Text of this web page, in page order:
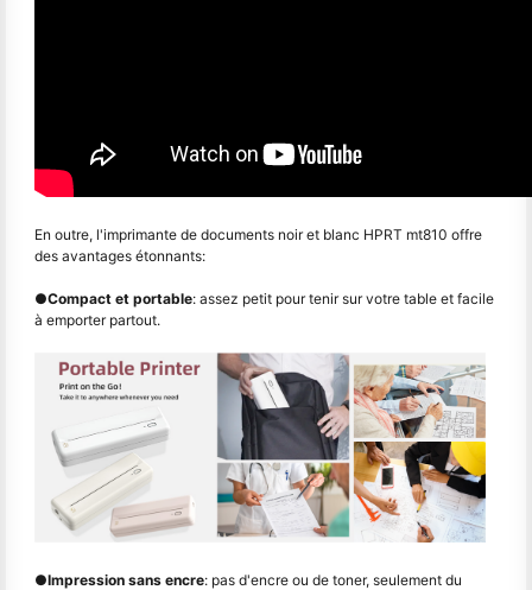
En outre, l'imprimante de documents noir et blanc HPRT mt810 offre
des avantages étonnants:
●Compact et portable: assez petit pour tenir sur votre table et facile
à emporter partout.
●Impression sans encre: pas d'encre ou de toner, seulement du